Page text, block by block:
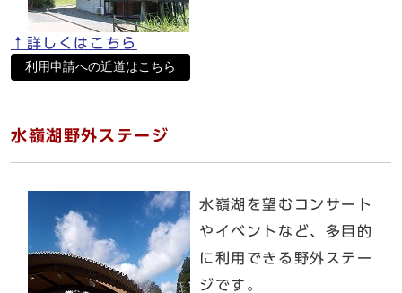
↑詳しくはこちら
利用申請への近道はこちら
水嶺湖野外ステージ
水嶺湖を望むコンサート
やイベントなど、多目的
に利用できる野外ステー
ジです。